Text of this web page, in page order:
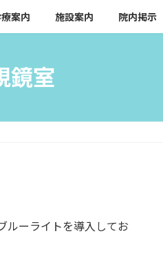
案内 施設案内 院内掲示
鏡室
ルーライトを導入してお